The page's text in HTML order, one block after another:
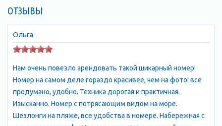
красивыми пляжами, чистым морем и множеством
водными видами спорта, покататься на яхте или лодке,
посетить аквапарк или просто насладиться солнечными
множество вариантов проживания: от небольших гостевых
домов до роскошных отелей. В поселке также есть
множество ресторанов и кафе, где можно попробовать
блюда местной кухни. Одним из главных
достопримечательностей Семидвория является гора
ОТЗЫВЫ
Ольга
Нам очень повезло арендовать такой шикарный номер!
Номер на самом деле гораздо красивее, чем на фото! все
продумано, удобно. Техника дорогая и практичная.
Изысканно. Номер с потрясающим видом на море.
Шезлонги на пляже, все удобства в номере. Набережная с